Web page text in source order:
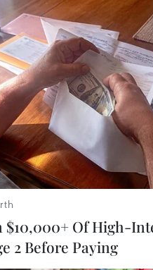
VietnamPlus
QUAN
$10,000+ Of High-
2 Before Paying